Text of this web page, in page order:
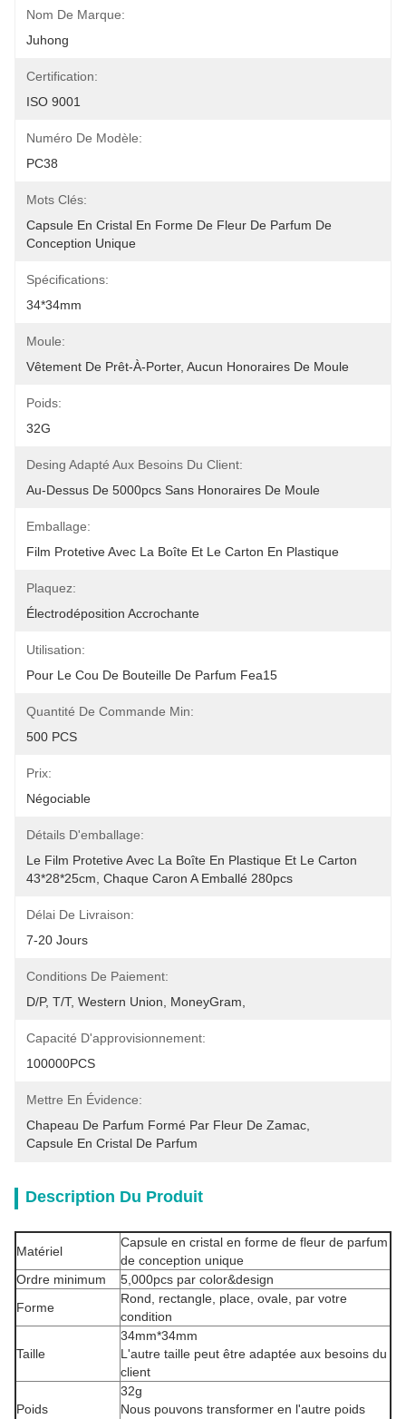
Nom De Marque:
Juhong
Certification:
ISO 9001
Numéro De Modèle:
PC38
Mots Clés:
Capsule En Cristal En Forme De Fleur De Parfum De
Conception Unique
Spécifications:
34*34mm
Moule:
Vêtement De Prêt-À-Porter, Aucun Honoraires De Moule
Poids:
32G
Desing Adapté Aux Besoins Du Client:
Au-Dessus De 5000pcs Sans Honoraires De Moule
Emballage:
Film Protetive Avec La Boîte Et Le Carton En Plastique
Plaquez:
Électrodéposition Accrochante
Utilisation:
Pour Le Cou De Bouteille De Parfum Fea15
Quantité De Commande Min:
500 PCS
Prix:
Négociable
Détails D'emballage:
Le Film Protetive Avec La Boîte En Plastique Et Le Carton
43*28*25cm, Chaque Caron A Emballé 280pcs
Délai De Livraison:
7-20 Jours
Conditions De Paiement:
D/P, T/T, Western Union, MoneyGram,
Capacité D'approvisionnement:
100000PCS
Mettre En Évidence:
Chapeau De Parfum Formé Par Fleur De Zamac
Capsule En Cristal De Parfum
Description Du Produit
Matériel
Capsule en cristal en forme de fleur de parfum
de conception unique
Ordre minimum
5,000pcs par color&design
Forme
Rond, rectangle, place, ovale, par votre
condition
Taille
34mm*34mm
L'autre taille peut être adaptée aux besoins du
client
Poids
32g
Nous pouvons transformer en l'autre poids